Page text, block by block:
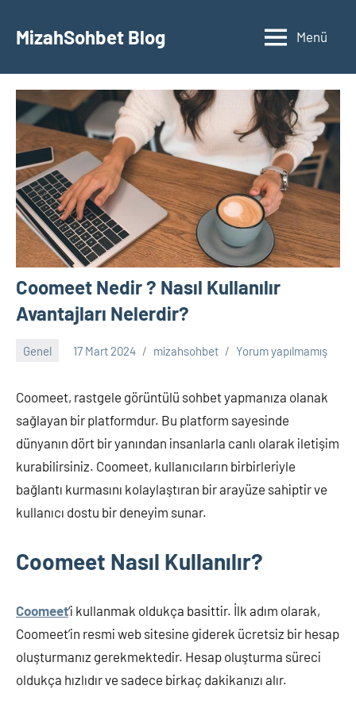
geçMizahSohbet Blog Menü
Coomeet Nedir ? Nasıl Kullanılır
Avantajları Nelerdir?
Genel 17 Mart 2024 mizahsohbet Yorum yapılmamış
Coomeet, rastgele görüntülü sohbet yapmanıza olanak
sağlayan bir platformdur. Bu platform sayesinde
dünyanın dört bir yanından insanlarla canlı olarak iletişim
kurabilirsiniz. Coomeet, kullanıcıların birbirleriyle
bağlantı kurmasını kolaylaştıran bir arayüze sahiptir ve
kullanıcı dostu bir deneyim sunar.
Coomeet Nasıl Kullanılır?
Coomeet‘i kullanmak oldukça basittir. İlk adım olarak,
Coomeet’in resmi web sitesine giderek ücretsiz bir hesap
oluşturmanız gerekmektedir. Hesap oluşturma süreci
oldukça hızlıdır ve sadece birkaç dakikanızı alır.